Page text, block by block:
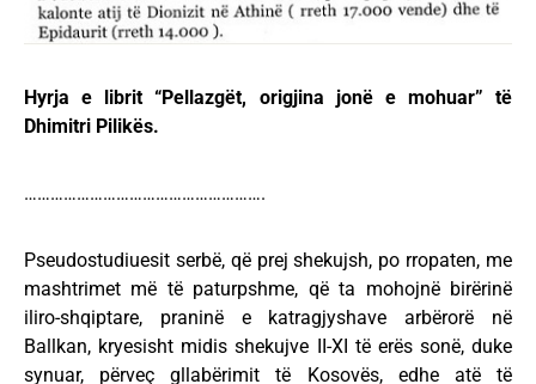
Hyrja e librit “Pellazgët, origjina jonë e mohuar” të
Dhimitri Pilikës.
……………………………………………….
Pseudostudiuesit serbë, që prej shekujsh, po rropaten, me
mashtrimet më të paturpshme, që ta mohojnë birërinë
iliro-shqiptare, praninë e katragjyshave arbërorë në
Ballkan, kryesisht midis shekujve II-XI të erës sonë, duke
synuar, përveç gllabërimit të Kosovës, edhe atë të